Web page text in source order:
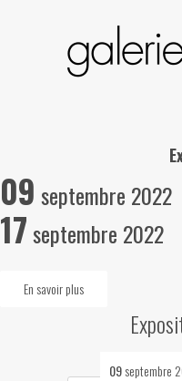
09 septembre 2022
17septembre 2022
En savoir plus
09septembre